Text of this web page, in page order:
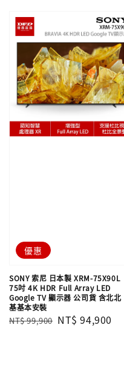
優惠
SONY 索尼 日本製 XRM-75X90L
75吋 4K HDR Full Array LED
Google TV 顯示器 公司貨 含北北
基基本安裝
Regular
NT$ 99,900 Sale
NT$ 94,900